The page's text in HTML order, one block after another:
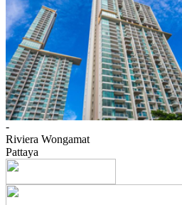
-
Riviera Wongamat
Pattaya